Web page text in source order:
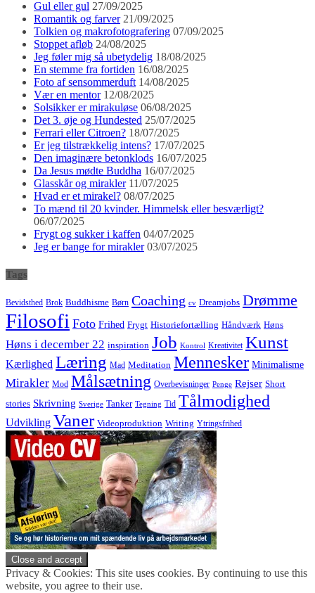
Gul eller gul 27/09/2025
Romantik og farver 21/09/2025
Tolkien og makrofotografering 07/09/2025
Stoppet afløb 24/08/2025
Jeg føler mig så ubetydelig 18/08/2025
En stemme fra fortiden 16/08/2025
Foto af sensommerduft 14/08/2025
Vær en mentor 12/08/2025
Solsikker er mirakuløse 06/08/2025
Det 3. øje og Hundested 25/07/2025
Ferrari eller Citroen? 18/07/2025
Er jeg tilstrækkelig intens? 17/07/2025
Den imaginære betonklods 16/07/2025
Da Jesus mødte Buddha 16/07/2025
Glasskår og mirakler 11/07/2025
Hvad er et mirakel? 08/07/2025
To mænd til 20 kvinder. Himmelsk eller besværligt?
06/07/2025
Frygt og sukker i kaffen 04/07/2025
Jeg er bange for mirakler 03/07/2025
Tags
Bevidsthed Brok Buddhisme Børn Coaching cv Dreamjobs Drømme
Filosofi Foto Frihed Frygt Historiefortælling Håndværk Høns
Høns i december 22 inspiration Job Kontrol Kreativitet Kunst
Kærlighed Læring Mad Meditation Mennesker Minimalisme
Mirakler Mod Målsætning Overbevisninger Penge Rejser Short
stories Skrivning Sverige Tanker Tegning Tid Tålmodighed
Udvikling Vaner Videoproduktion Writing Ytringsfrihed
Privacy & Cookies: This site uses cookies. By continuing to use this
website, you agree to their use.